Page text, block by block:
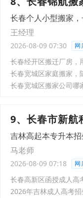
长春个人小型搬家
王经理
2026-08-09 07:30 网
长春经开区搬迁厂房，
长春宽城区家庭搬家，
长春宽城区搬家公司哪
9、长春市新航
吉林高起本专升本
马老师
2026-08-09 07:18 网
长春高新区函授成人高
2026年吉林成人高考